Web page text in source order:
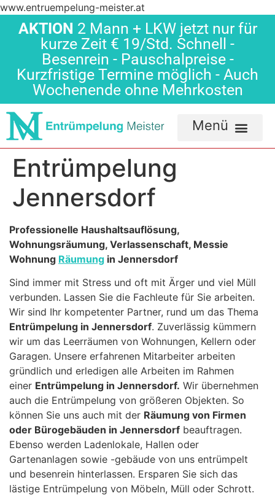
www.entruempelung-meister.at
AKTION 2 Mann + LKW jetzt nur für
kurze Zeit € 19/Std. Schnell -
Besenrein - Pauschalpreise -
Kurzfristige Termine möglich - Auch
Wochenende ohne Mehrkosten
Entrümpelung
Jennersdorf
Professionelle Haushaltsauflösung,
Wohnungsräumung, Verlassenschaft, Messie
Wohnung Räumung in Jennersdorf
Sind immer mit Stress und oft mit Ärger und viel Müll
verbunden. Lassen Sie die Fachleute für Sie arbeiten.
Wir sind Ihr kompetenter Partner, rund um das Thema
Entrümpelung in Jennersdorf. Zuverlässig kümmern
wir um das Leerräumen von Wohnungen, Kellern oder
Garagen. Unsere erfahrenen Mitarbeiter arbeiten
gründlich und erledigen alle Arbeiten im Rahmen
einer Entrümpelung in Jennersdorf. Wir übernehmen
auch die Entrümpelung von größeren Objekten. So
können Sie uns auch mit der Räumung von Firmen
oder Bürogebäuden in Jennersdorf beauftragen.
Ebenso werden Ladenlokale, Hallen oder
Gartenanlagen sowie -gebäude von uns entrümpelt
und besenrein hinterlassen. Ersparen Sie sich das
lästige Entrümpelung von Möbeln, Müll oder Schrott.